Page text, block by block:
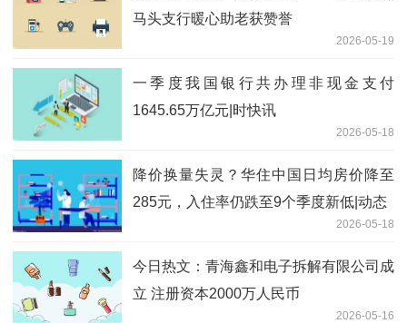
马头支行暖心助老获赞誉
2026-05-19
一季度我国银行共办理非现金支付
1645.65万亿元|时快讯
2026-05-18
降价换量失灵？华住中国日均房价降至
285元，入住率仍跌至9个季度新低|动态
2026-05-18
今日热文：青海鑫和电子拆解有限公司成
立 注册资本2000万人民币
2026-05-16